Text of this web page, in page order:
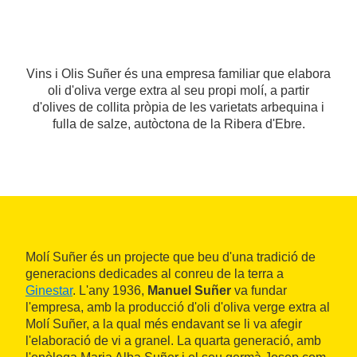
Vins i Olis Suñer és una empresa familiar que elabora
oli d'oliva verge extra al seu propi molí, a partir
d'olives de collita pròpia de les varietats arbequina i
fulla de salze, autòctona de la Ribera d'Ebre.
Molí Suñer és un projecte que beu d'una tradició de
generacions dedicades al conreu de la terra a
Ginestar. L'any 1936, Manuel Suñer va fundar
l'empresa, amb la producció d'oli d'oliva verge extra al
Molí Suñer, a la qual més endavant se li va afegir
l'elaboració de vi a granel. La quarta generació, amb